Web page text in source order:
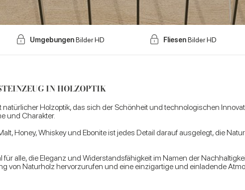
IN HOLZOPTIK
UmgebungenBilder HD FliesenBilder HD
Holzoptik, das sich der Schönheit und technologischen
und Charakter.
Honey, Whiskey und Ebonite ist jedes Detail darauf ausgelegt, die
für alle, die Eleganz und Widerstandsfähigkeit im Namen der
von Naturholz hervorzurufen und eine einzigartige und einladende